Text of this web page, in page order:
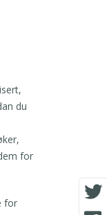
du
for
for